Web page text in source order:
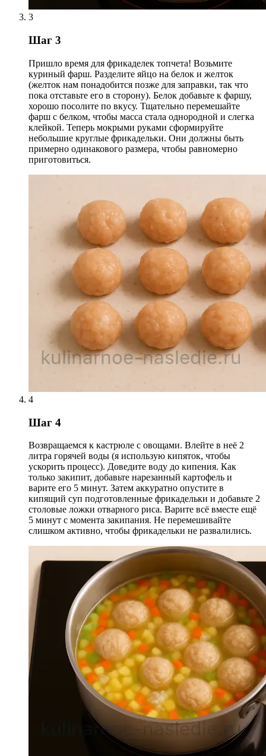
3
Шаг 3
Пришло время для фрикаделек топчета! Возьмите
куриный фарш. Разделите яйцо на белок и желток
(желток нам понадобится позже для заправки, так что
пока отставьте его в сторону). Белок добавьте к фаршу,
хорошо посолите по вкусу. Тщательно перемешайте
фарш с белком, чтобы масса стала однородной и слегка
клейкой. Теперь мокрыми руками сформируйте
небольшие круглые фрикадельки. Они должны быть
примерно одинакового размера, чтобы равномерно
приготовиться.
4
Шаг 4
Возвращаемся к кастрюле с овощами. Влейте в неё 2
литра горячей воды (я использую кипяток, чтобы
ускорить процесс). Доведите воду до кипения. Как
только закипит, добавьте нарезанный картофель и
варите его 5 минут. Затем аккуратно опустите в
кипящий суп подготовленные фрикадельки и добавьте 2
столовые ложки отварного риса. Варите всё вместе ещё
5 минут с момента закипания. Не перемешивайте
слишком активно, чтобы фрикадельки не развалились.